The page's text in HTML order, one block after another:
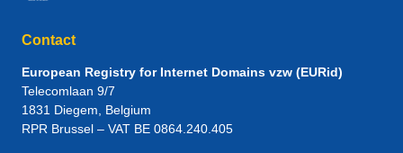
Contact
European Registry for Internet Domains vzw (EURid)
Telecomlaan 9/7
1831 Diegem , Belgium
RPR Brussel – VAT BE 0864.240.405